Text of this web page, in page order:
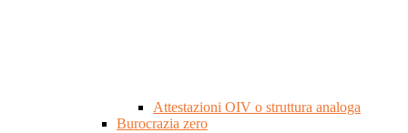
Attestazioni OIV o struttura analoga
Burocrazia zero